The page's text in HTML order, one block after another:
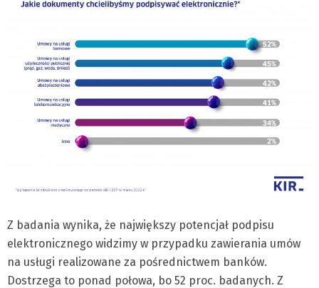
Z badania wynika, że największy potencjał podpisu
elektronicznego widzimy w przypadku zawierania umów
na usługi realizowane za pośrednictwem banków.
Dostrzega to ponad połowa, bo 52 proc. badanych. Z